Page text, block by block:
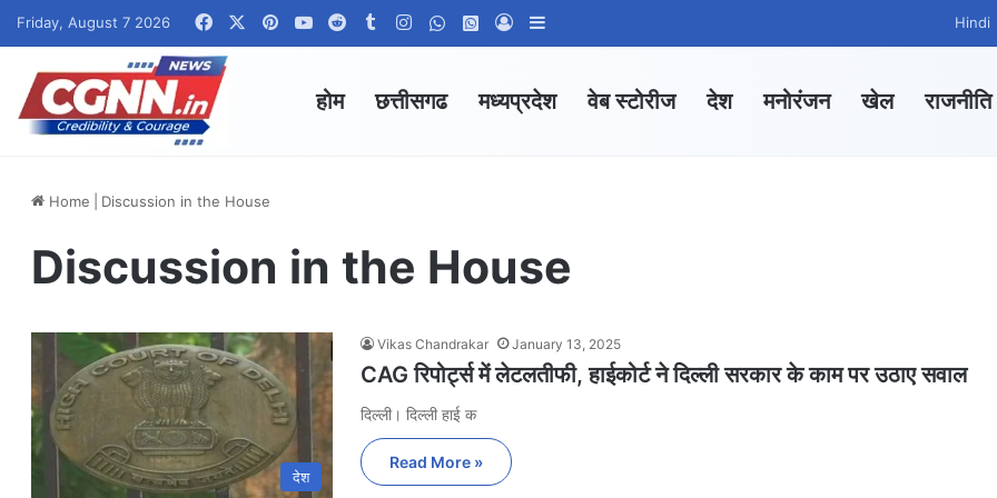
Friday, August 7 2026 FacebookPinterestYouTubeRedditTumblrInstagramWhatsApp Channel
WhatsApp Group
Log In Hindi
होम छत्तीसगढ मध्यप्रदेश वेब स्टोरीज देश मनोरंजन खेल राजनीति
Home Discussion in the House
Discussion in the House
देश
Vikas Chandrakar January 13, 2025
CAG रिपोर्ट्स में लेटलतीफी, हाईकोर्ट ने दिल्ली सरकार के काम पर उठाए सवाल
दिल्ली। दिल्ली हाई क
Read More »